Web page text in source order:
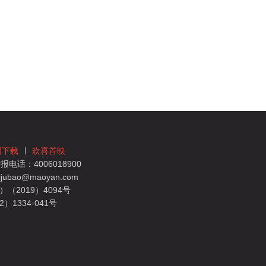
下载
欢喜首映
电话：4006018900
（2019）4094号
）1334-041号